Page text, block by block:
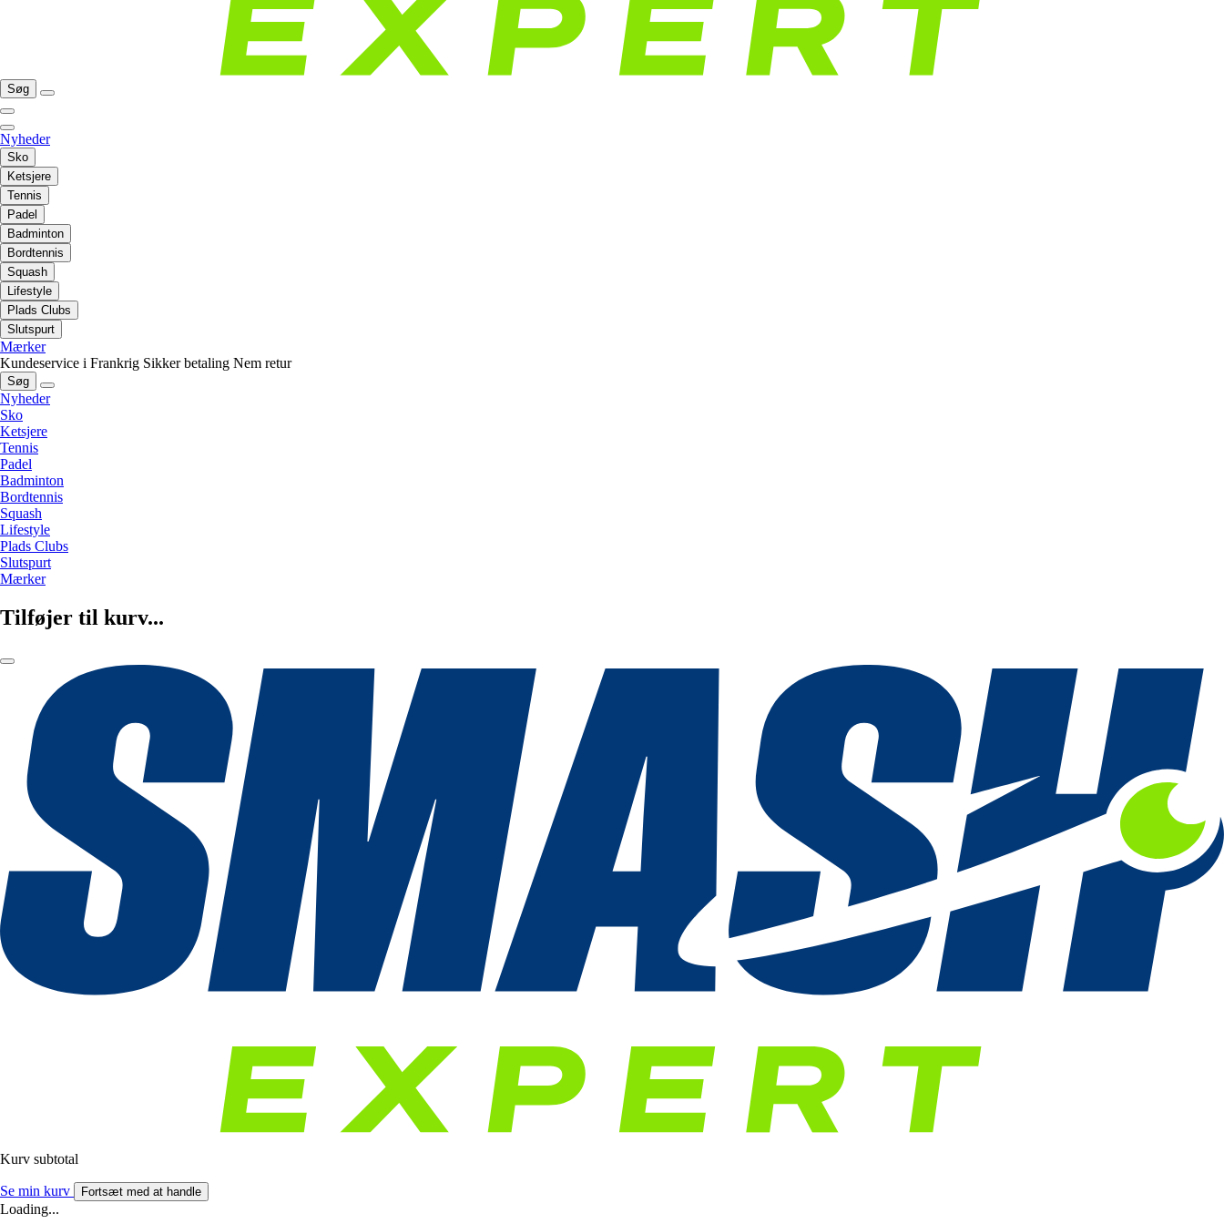
Søg
Nyheder
Sko
Ketsjere
Tennis
Padel
Badminton
Bordtennis
Squash
Lifestyle
Plads Clubs
Slutspurt
Mærker
Kundeservice i Frankrig Sikker betaling Nem retur
Søg
Nyheder
Sko
Ketsjere
Tennis
Padel
Badminton
Bordtennis
Squash
Lifestyle
Plads Clubs
Slutspurt
Mærker
Tilføjer til kurv...
Kurv subtotal
Se min kurv Fortsæt med at handle
Loading...